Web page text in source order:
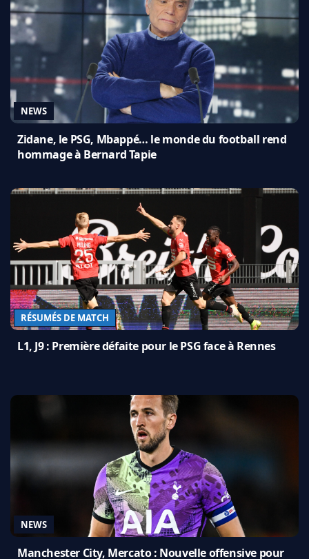
NEWS
Zidane, le PSG, Mbappé… le monde du football rend
hommage à Bernard Tapie
RÉSUMÉS DE MATCH
L1, J9 : Première défaite pour le PSG face à Rennes
NEWS
Manchester City, Mercato : Nouvelle offensive pour